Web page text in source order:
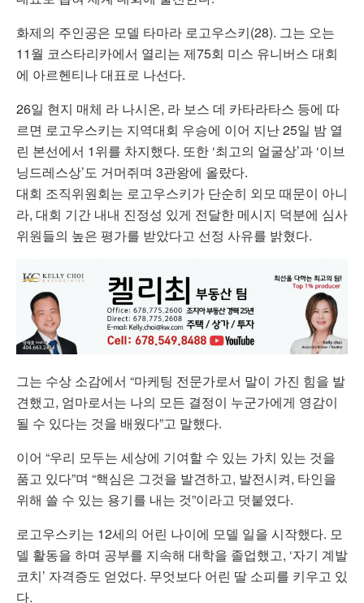
화제의 주인공은 모델 타마라 로고우스키(28). 그는 오는
11월 코스타리카에서 열리는 제75회 미스 유니버스 대회
에 아르헨티나 대표로 나선다.
26일 현지 매체 라 나시온, 라 보스 데 카타라타스 등에 따
르면 로고우스키는 지역대회 우승에 이어 지난 25일 밤 열
린 본선에서 1위를 차지했다. 또한 ‘최고의 얼굴상’과 ‘이브
닝드레스상’도 거머쥐며 3관왕에 올랐다.
대회 조직위원회는 로고우스키가 단순히 외모 때문이 아니
라, 대회 기간 내내 진정성 있게 전달한 메시지 덕분에 심사
위원들의 높은 평가를 받았다고 선정 사유를 밝혔다.
그는 수상 소감에서 “마케팅 전문가로서 말이 가진 힘을 발
견했고, 엄마로서는 나의 모든 결정이 누군가에게 영감이
될 수 있다는 것을 배웠다”고 말했다.
이어 “우리 모두는 세상에 기여할 수 있는 가치 있는 것을
품고 있다”며 “핵심은 그것을 발견하고, 발전시켜, 타인을
위해 쓸 수 있는 용기를 내는 것”이라고 덧붙였다.
로고우스키는 12세의 어린 나이에 모델 일을 시작했다. 모
델 활동을 하며 공부를 지속해 대학을 졸업했고, ‘자기 계발
코치’ 자격증도 얻었다. 무엇보다 어린 딸 소피를 키우고 있
다.